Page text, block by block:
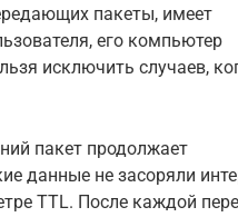
пакеты, имеет
его компьютер
исключить случаев,
пакет продолжает
данные не засоряли
TTL. После каждой